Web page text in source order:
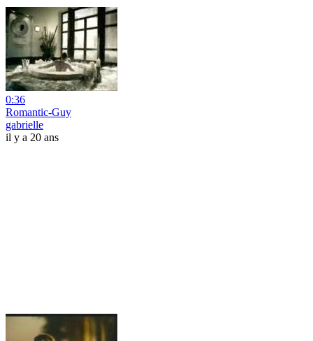
0:36
Romantic-Guy
gabrielle
il y a 20 ans